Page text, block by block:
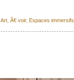
Art Ã€ voir, Espaces immersifs